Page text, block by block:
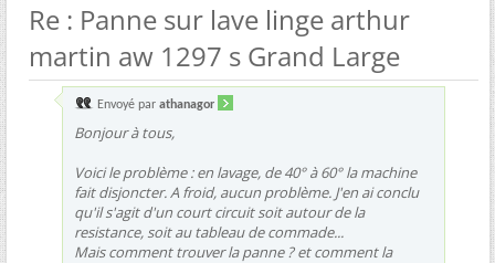
Re : Panne sur lave linge arthur
martin aw 1297 s Grand Large
Envoyé par athanagor
Bonjour à tous,
Voici le problème : en lavage, de 40° à 60° la machine
fait disjoncter. A froid, aucun problème. J'en ai conclu
qu'il s'agit d'un court circuit soit autour de la
resistance, soit au tableau de commade...
Mais comment trouver la panne ? et comment la